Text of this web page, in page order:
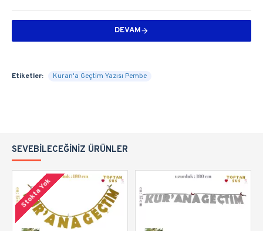
DEVAM
Etiketler: Kuran'a Geçtim Yazısı Pembe
SEVEBILECEĞINIZ ÜRÜNLER
Stokta Yok